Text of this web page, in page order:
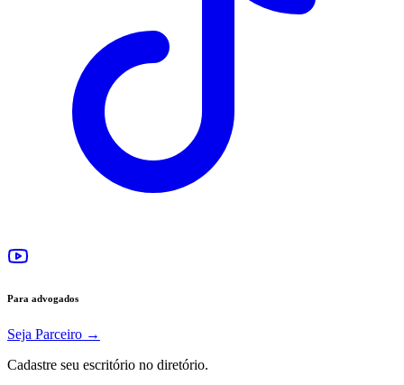
Para advogados
Seja Parceiro →
Cadastre seu escritório no diretório.